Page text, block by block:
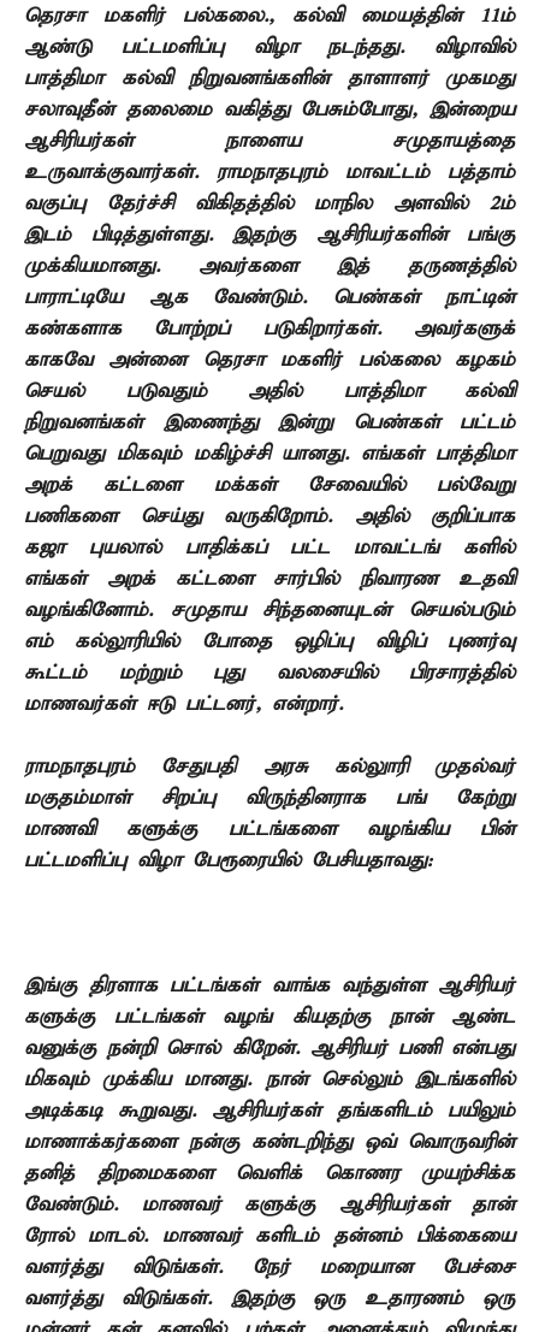
தெரசா மகளிர் பல்கலை., கல்வி மையத்தின் 11ம்
ஆண்டு பட்டமளிப்பு விழா நடந்தது. விழாவில்
பாத்திமா கல்வி நிறுவனங்களின் தாளாளர் முகமது
சலாவுதீன் தலைமை வகித்து பேசும்போது, இன்றைய
ஆசிரியர்கள் நாளைய சமுதாயத்தை
உருவாக்குவார்கள். ராமநாதபுரம் மாவட்டம் பத்தாம்
வகுப்பு தேர்ச்சி
விகிதத்தில் மாநில அளவில் 2ம்
இடம் பிடித்துள்ளது. இதற்கு ஆசிரியர்களின் பங்கு
முக்கியமானது. அவர்களை இத்
தருணத்தில்
பாராட்டியே ஆக
வேண்டும். பெண்கள் நாட்டின்
கண்களாக போற்றப்
படுகிறார்கள். அவர்களுக்
காகவே அன்னை தெரசா மகளிர் பல்கலை கழகம்
செயல்
படுவதும் அதில் பாத்திமா கல்வி
நிறுவனங்கள் இணைந்து இன்று பெண்கள் பட்டம்
பெறுவது மிகவும் மகிழ்ச்சி யானது. எங்கள் பாத்திமா
அறக்
கட்டளை மக்கள் சேவையில் பல்வேறு
பணிகளை செய்து வருகிறோம். அதில் குறிப்பாக
கஜா புயலால் பாதிக்கப்
பட்ட மாவட்டங்
களில்
எங்கள் அறக்
கட்டளை சார்பில் நிவாரண உதவி
வழங்கினோம். சமுதாய சிந்தனையுடன் செயல்படும்
எம்
கல்லூரியில் போதை ஒழிப்பு விழிப்
புணர்வு
கூட்டம் மற்றும் புது
வலசையில் பிரசாரத்தில்
மாணவர்கள் ஈடு பட்டனர், என்றார்.
ராமநாதபுரம் சேதுபதி அரசு கல்லுாரி முதல்வர்
மகுதம்மாள் சிறப்பு விருந்தினராக பங்
கேற்று
மாணவி
களுக்கு பட்டங்களை வழங்கிய
பின்
பட்டமளிப்பு விழா பேரூரையில் பேசியதாவது:
இங்கு திரளாக பட்டங்கள் வாங்க வந்துள்ள ஆசிரியர்
களுக்கு பட்டங்கள் வழங்
கியதற்கு நான் ஆண்ட
வனுக்கு நன்றி சொல் கிறேன். ஆசிரியர் பணி என்பது
மிகவும் முக்கிய மானது. நான் செல்லும் இடங்களில்
அடிக்கடி கூறுவது. ஆசிரியர்கள் தங்களிடம் பயிலும்
மாணாக்கர்களை நன்கு கண்டறிந்து ஒவ் வொருவரின்
தனித்
திறமைகளை வெளிக்
கொணர முயற்சிக்க
வேண்டும். மாணவர்
களுக்கு ஆசிரியர்கள்
தான்
ரோல்
மாடல். மாணவர் களிடம் தன்னம்
பிக்கையை
வளர்த்து
விடுங்கள். நேர்
மறையான பேச்சை
வளர்த்து
விடுங்கள். இதற்கு ஒரு உதாரணம் ஒரு